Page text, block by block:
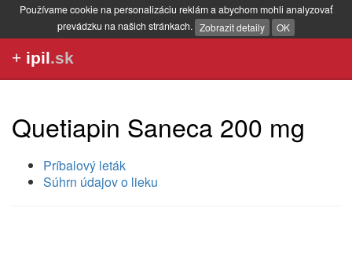
Používame cookie na personalizáciu reklám a abychom mohli analyzovať
prevádzku na našich stránkach. Zobrazit detaily OK
+ ipil.sk
Quetiapin Saneca 200 mg
Príbalový leták
Súhrn údajov o lieku